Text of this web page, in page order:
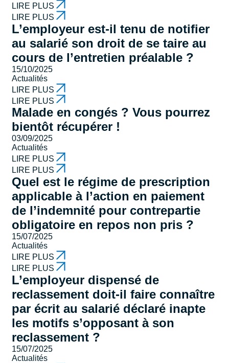
LIRE PLUS
LIRE PLUS
L’employeur est-il tenu de notifier
au salarié son droit de se taire au
cours de l’entretien préalable ?
15/10/2025
Actualités
LIRE PLUS
LIRE PLUS
Malade en congés ? Vous pourrez
bientôt récupérer !
03/09/2025
Actualités
LIRE PLUS
LIRE PLUS
Quel est le régime de prescription
applicable à l’action en paiement
de l’indemnité pour contrepartie
obligatoire en repos non pris ?
15/07/2025
Actualités
LIRE PLUS
LIRE PLUS
L’employeur dispensé de
reclassement doit-il faire connaître
par écrit au salarié déclaré inapte
les motifs s’opposant à son
reclassement ?
15/07/2025
Actualités